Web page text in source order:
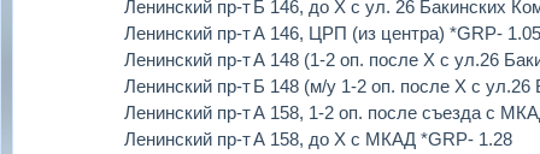
Ленинский пр-тБ 146, до Х с ул. 26 Бакинских
Ленинский пр-тА 146, ЦРП (из центра) *GRP- 1.05
Ленинский пр-тА 148 (1-2 оп. после Х с ул.26
Ленинский пр-тБ 148 (м/у 1-2 оп. после Х с ул.26
Ленинский пр-тА 158, 1-2 оп. после съезда с
Ленинский пр-тА 158, до Х с МКАД *GRP- 1.28